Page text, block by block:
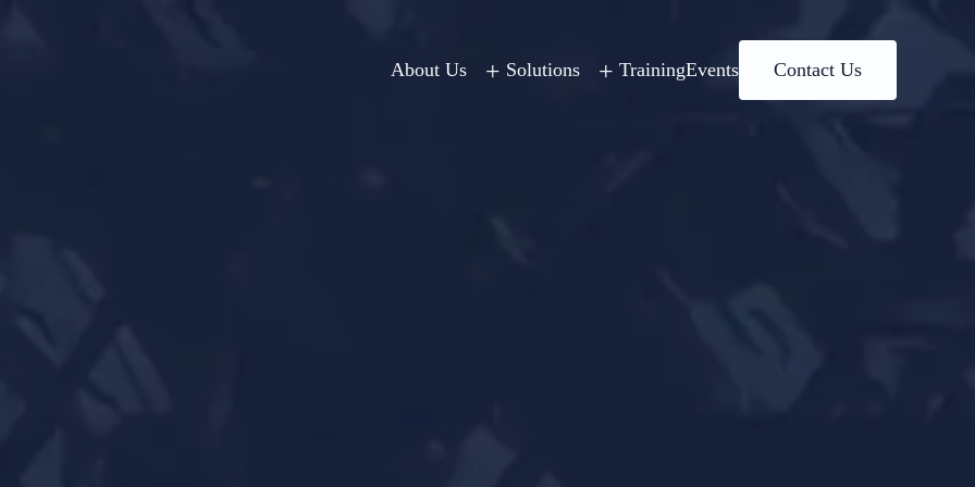
About Us + Solutions + TrainingEvents Contact Us